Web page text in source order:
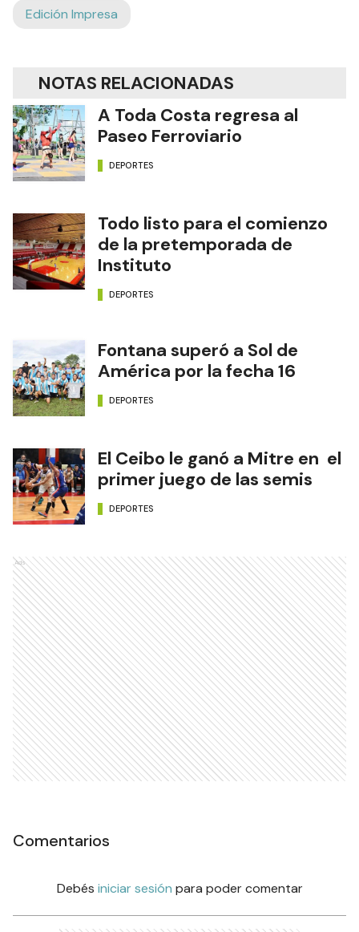
Edición Impresa
NOTAS RELACIONADAS
A Toda Costa regresa al
Paseo Ferroviario
DEPORTES
Todo listo para el comienzo
de la pretemporada de
Instituto
DEPORTES
Fontana superó a Sol de
América por la fecha 16
DEPORTES
El Ceibo le ganó a Mitre en el
primer juego de las semis
DEPORTES
Ads
Comentarios
Debés iniciar sesión para poder comentar